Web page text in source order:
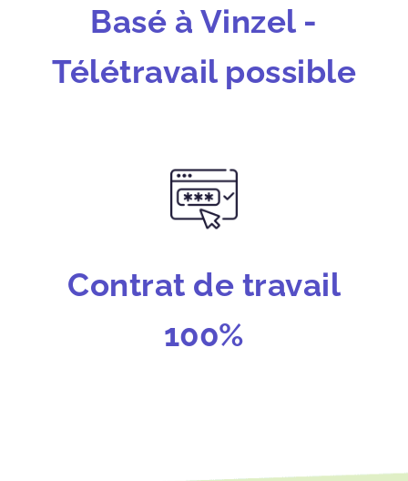
Basé à Vinzel -
Télétravail possible
Contrat de travail
100%